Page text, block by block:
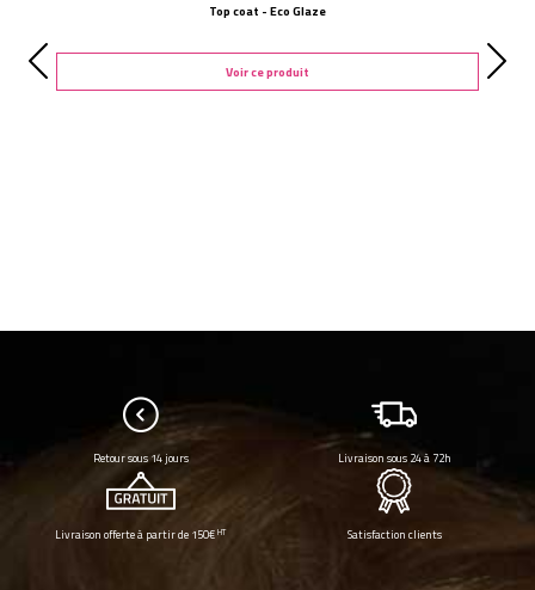
Top coat - Eco Glaze
Voir ce produit
Retour sous 14 jours Livraison sous 24 à 72h
Livraison offerte à partir de 150€HT Satisfaction clients